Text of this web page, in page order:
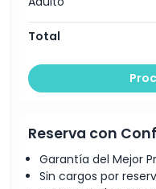
Total
Reserva con
Garantía del Mejor
Sin cargos por